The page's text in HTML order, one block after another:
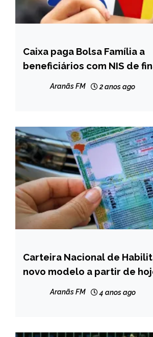
BRASIL
NOTÍCIAS
Caixa paga Bolsa Família a
beneficiários com NIS de
Aranãs FM 2 anos ago
BRASIL
NOTÍCIAS
Carteira Nacional de
novo modelo a partir de
Aranãs FM 4 anos ago